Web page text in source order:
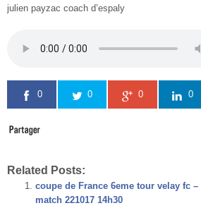
julien payzac coach d’espaly
0 0 0 0
Related Posts:
coupe de France 6eme tour velay fc
match 221017 14h30